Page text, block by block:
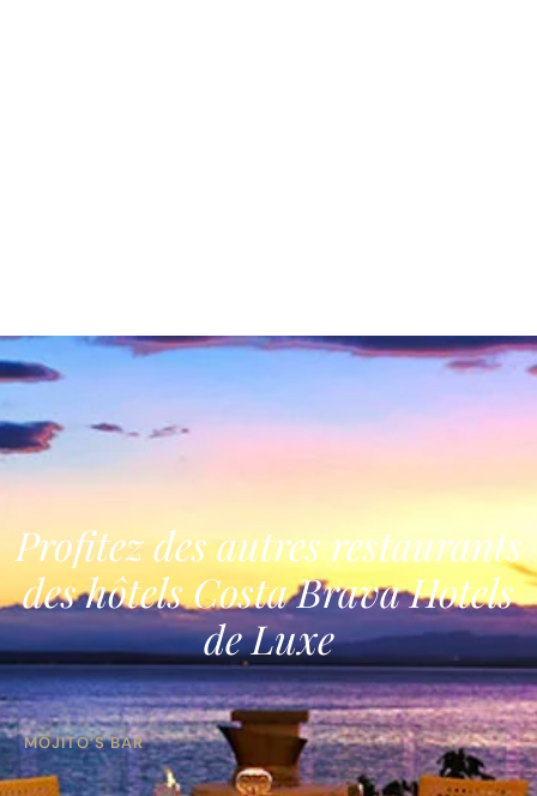
Profitez des autres restaurants
des hôtels Costa Brava Hotels
de Luxe
MOJITO’S BAR